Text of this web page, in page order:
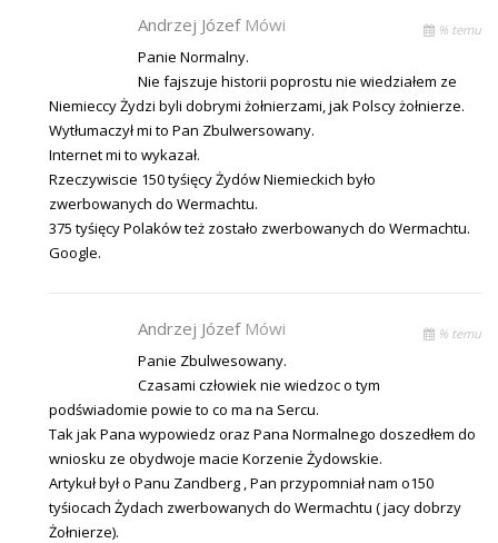
Andrzej Józef Mówi % temu
Panie Normalny.
Nie fajszuje historii poprostu nie wiedziałem ze
Niemieccy Żydzi byli dobrymi żołnierzami, jak Polscy żołnierze.
Wytłumaczył mi to Pan Zbulwersowany.
Internet mi to wykazał.
Rzeczywiscie 150 tyśięcy Żydów Niemieckich było
zwerbowanych do Wermachtu.
375 tyśięcy Polaków też zostało zwerbowanych do Wermachtu.
Google.
Andrzej Józef Mówi % temu
Panie Zbulwesowany.
Czasami człowiek nie wiedzoc o tym
podświadomie powie to co ma na Sercu.
Tak jak Pana wypowiedz oraz Pana Normalnego doszedłem do
wniosku ze obydwoje macie Korzenie Żydowskie.
Artykuł był o Panu Zandberg , Pan przypomniał nam o150
tyśiocach Żydach zwerbowanych do Wermachtu ( jacy dobrzy
Żołnierze).